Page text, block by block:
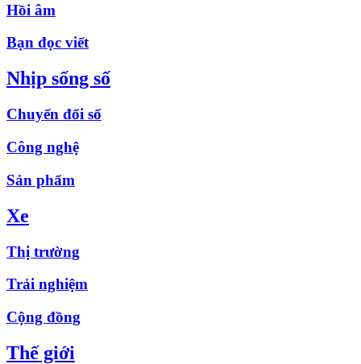
Hồi âm
Bạn đọc viết
Nhịp sống số
Chuyển đổi số
Công nghệ
Sản phẩm
Xe
Thị trường
Trải nghiệm
Cộng đồng
Thế giới